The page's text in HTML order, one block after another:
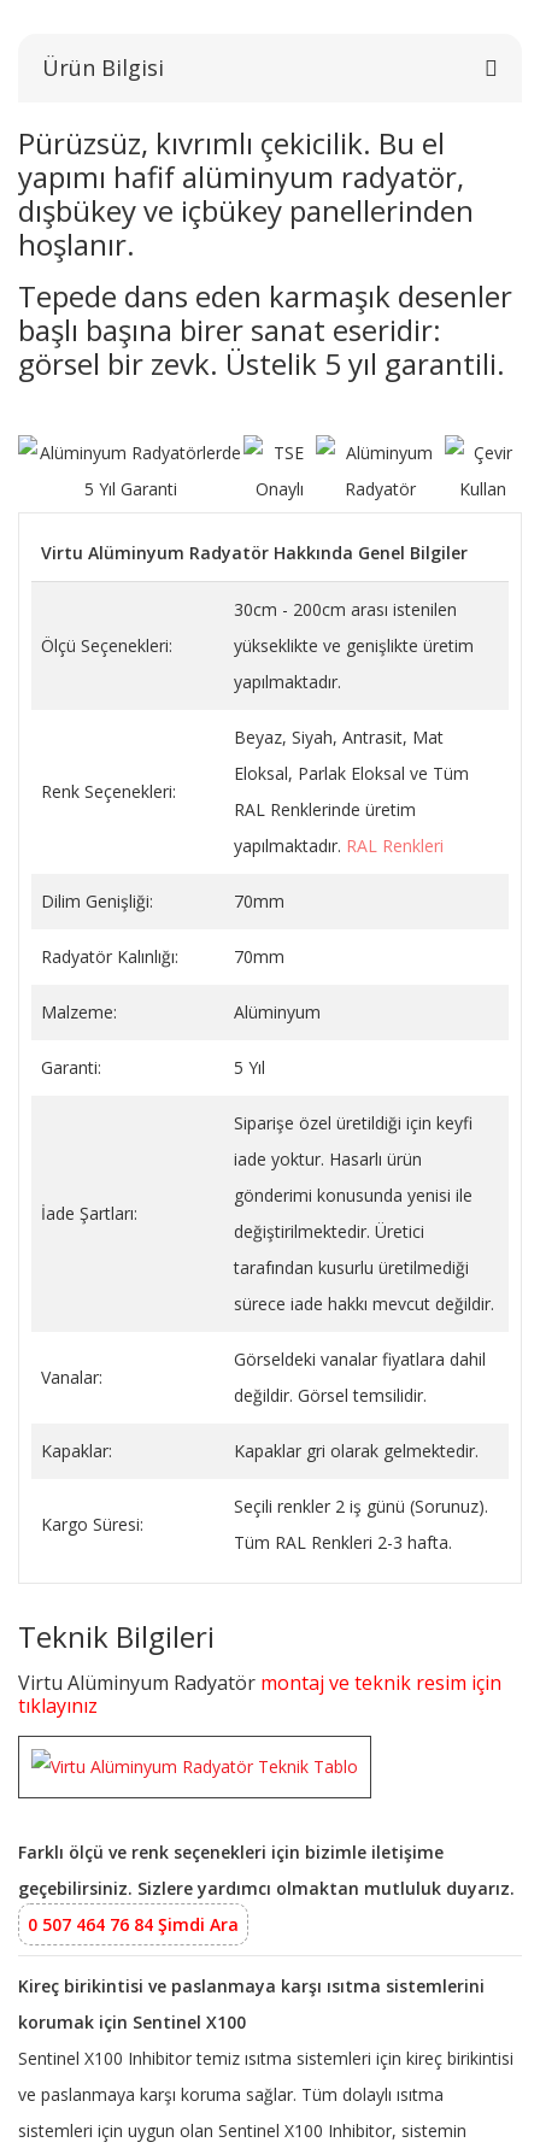
Ürün Bilgisi
Pürüzsüz, kıvrımlı çekicilik. Bu el
yapımı hafif alüminyum radyatör,
dışbükey ve içbükey panellerinden
hoşlanır.
Tepede dans eden karmaşık desenler
başlı başına birer sanat eseridir:
görsel bir zevk. Üstelik 5 yıl garantili.
Virtu Alüminyum Radyatör Hakkında Genel Bilgiler
Ölçü Seçenekleri:
30cm - 200cm arası istenilen
yükseklikte ve genişlikte üretim
yapılmaktadır.
Renk Seçenekleri:
Beyaz, Siyah, Antrasit, Mat
Eloksal, Parlak Eloksal ve Tüm
RAL Renklerinde üretim
yapılmaktadır. RAL Renkleri
Dilim Genişliği: 70mm
Radyatör Kalınlığı: 70mm
Malzeme: Alüminyum
Garanti: 5 Yıl
İade Şartları:
Siparişe özel üretildiği için keyfi
iade yoktur. Hasarlı ürün
gönderimi konusunda yenisi ile
değiştirilmektedir. Üretici
tarafından kusurlu üretilmediği
sürece iade hakkı mevcut değildir.
Vanalar:
Görseldeki vanalar fiyatlara dahil
değildir. Görsel temsilidir.
Kapaklar: Kapaklar gri olarak gelmektedir.
Kargo Süresi:
Seçili renkler 2 iş günü (Sorunuz).
Tüm RAL Renkleri 2-3 hafta.
Teknik Bilgileri
Virtu Alüminyum Radyatör montaj ve teknik resim için
tıklayınız
Farklı ölçü ve renk seçenekleri için bizimle iletişime
geçebilirsiniz. Sizlere yardımcı olmaktan mutluluk duyarız.
0 507 464 76 84 Şimdi Ara
Kireç birikintisi ve paslanmaya karşı ısıtma sistemlerini
korumak için Sentinel X100
Sentinel X100 Inhibitor temiz ısıtma sistemleri için kireç birikintisi
ve paslanmaya karşı koruma sağlar. Tüm dolaylı ısıtma
sistemleri için uygun olan Sentinel X100 Inhibitor, sistemin